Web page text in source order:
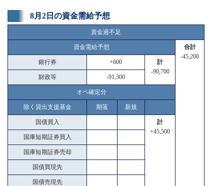
8月2日の資金需給予想
資金過不足
資金需給予想
合計
-45,200
銀行券 +600
計
-90,700
財政等 -91,300
オペ確定分
除く貸出支援基金 期落 新規
国債買入
計
+45,500
国庫短期証券買入
国庫短期証券売却
国債買現先
国債売現先